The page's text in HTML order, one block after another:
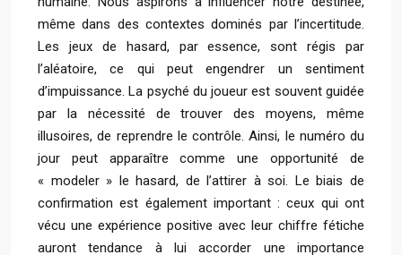
même dans des contextes dominés par l’incertitude.
Les jeux de hasard, par essence, sont régis par
l’aléatoire, ce qui peut engendrer un sentiment
d’impuissance. La psyché du joueur est souvent guidée
par la nécessité de trouver des moyens, même
illusoires, de reprendre le contrôle. Ainsi, le numéro du
jour peut apparaître comme une opportunité de
« modeler » le hasard, de l’attirer à soi. Le biais de
confirmation est également important : ceux qui ont
vécu une expérience positive avec leur chiffre fétiche
auront tendance à lui accorder une importance